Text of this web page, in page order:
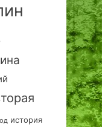
история